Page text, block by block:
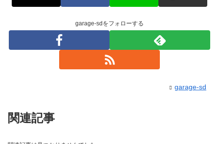
garage-sdをフォローする
garage-sd
関連記事